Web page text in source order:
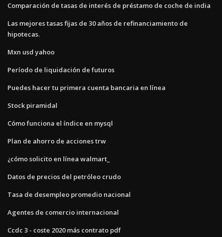
Comparación de tasas de interés de préstamo de coche de india
Las mejores tasas fijas de 30 años de refinanciamiento de
hipotecas.
Mxn usd yahoo
Período de liquidación de futuros
Puedes hacer tu primera cuenta bancaria en línea
Stock piramidal
Cómo funciona el índice en mysql
Plan de ahorro de acciones trw
¿cómo solicito en línea walmart_
Datos de precios del petróleo crudo
Tasa de desempleo promedio nacional
Agentes de comercio internacional
Ccdc 3 - coste 2020 más contrato pdf